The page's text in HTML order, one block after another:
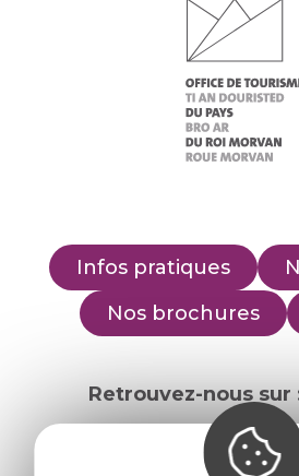
Infos pratiques
Nos brochures
Retrouvez-nous sur
Espace pro